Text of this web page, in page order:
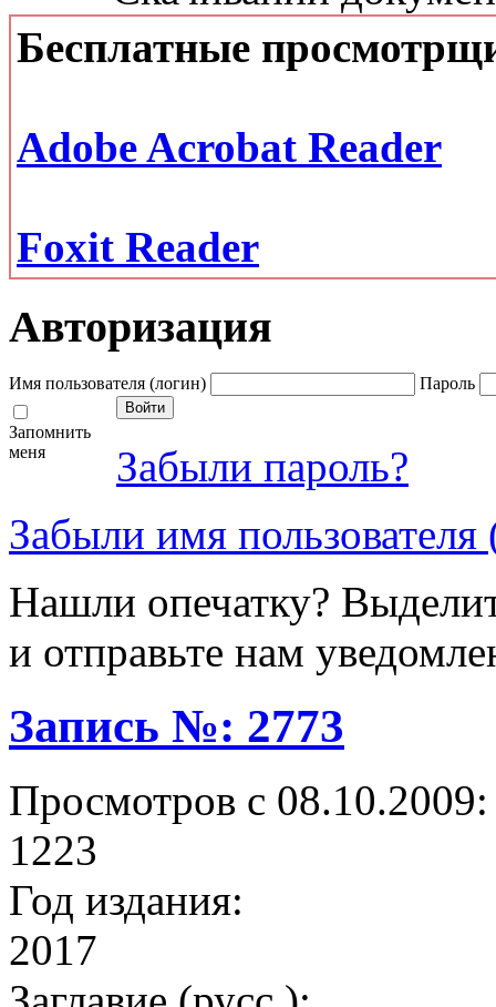
Бесплатные
Adobe Acrobat Reader
Foxit Reader
Авторизация
Имя пользователя (логин) Пароль
Запомнить
меня
Забыли пароль?
Забыли имя пользователя
Нашли опечатку?
и отправьте нам
Запись №: 2773
Просмотров с 08.10.2009:
1223
Год издания:
2017